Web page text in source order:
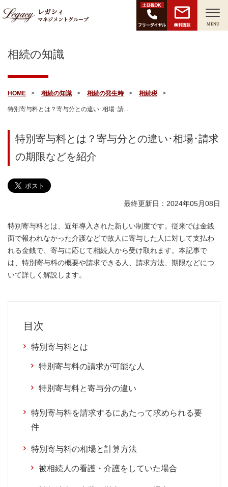
レガシィ
マネジメントグループ
無料面談 MENU
相続の知識
HOME 相続の知識 相続の発生時 相続税
特別寄与料とは？寄与分との違い･相場･請...
特別寄与料とは？寄与分との違い･相場･請求
の期限などを紹介
最終更新日：2024年05月08日
特別寄与料とは、近年導入された新しい制度です。従来では金銭
面で報われなかった介護などで故人に寄与した人に対して支払わ
れる金銭で、寄与に応じて相続人から受け取れます。本記事で
は、特別寄与料の概要や請求できる人、請求方法、期限などにつ
いて詳しく解説します。
目次
特別寄与料とは
特別寄与料の請求が可能な人
特別寄与料と寄与分の違い
特別寄与料を請求するにあたって求められる要
件
特別寄与料の相場と計算方法
被相続人の看護・介護をしていた場合